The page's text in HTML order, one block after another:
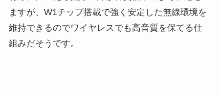
ますが、W1チップ搭載で強く安定した無線環境を
維持できるのでワイヤレスでも高音質を保てる仕
組みだそうです。